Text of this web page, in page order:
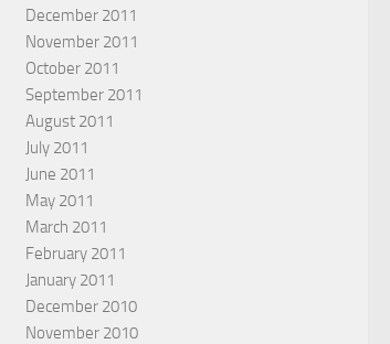
December 2011
November 2011
October 2011
September 2011
August 2011
July 2011
June 2011
May 2011
March 2011
February 2011
January 2011
December 2010
November 2010